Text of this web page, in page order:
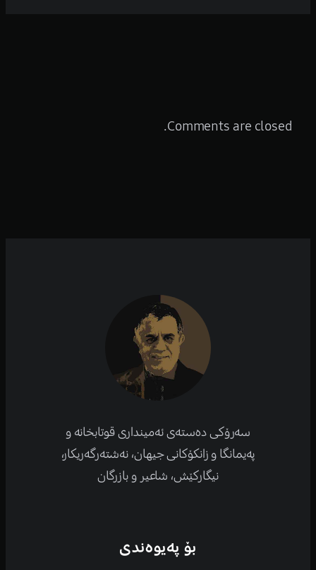
Comments are closed.
سەرۆکی دەستەی ئەمینداری قوتابخانە و
پەیمانگا و زانکۆكانی جیهان، نەشتەرگەریكار،
نیگارکێش، شاعیر و بازرگان
بۆ پەیوەندی